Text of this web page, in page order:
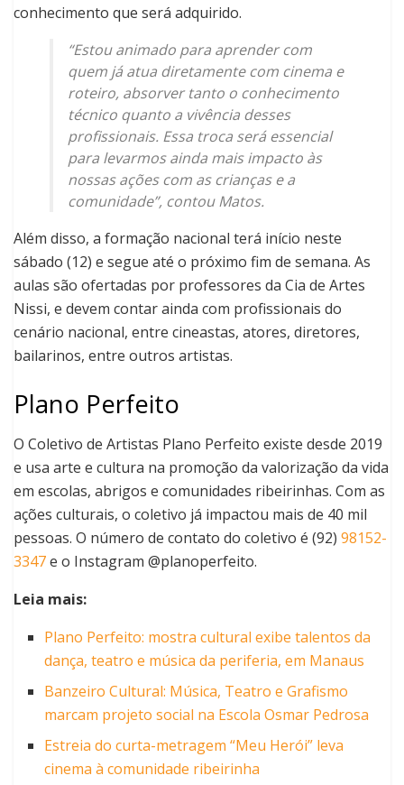
conhecimento que será adquirido.
“Estou animado para aprender com
quem já atua diretamente com cinema e
roteiro, absorver tanto o conhecimento
técnico quanto a vivência desses
profissionais. Essa troca será essencial
para levarmos ainda mais impacto às
nossas ações com as crianças e a
comunidade”, contou Matos.
Além disso, a formação nacional terá início neste
sábado (12) e segue até o próximo fim de semana. As
aulas são ofertadas por professores da Cia de Artes
Nissi, e devem contar ainda com profissionais do
cenário nacional, entre cineastas, atores, diretores,
bailarinos, entre outros artistas.
Plano Perfeito
O Coletivo de Artistas Plano Perfeito existe desde 2019
e usa arte e cultura na promoção da valorização da vida
em escolas, abrigos e comunidades ribeirinhas. Com as
ações culturais, o coletivo já impactou mais de 40 mil
pessoas. O número de contato do coletivo é (92) 98152-
3347e o Instagram @planoperfeito.
Leia mais:
Plano Perfeito: mostra cultural exibe talentos da
dança, teatro e música da periferia, em Manaus
Banzeiro Cultural: Música, Teatro e Grafismo
marcam projeto social na Escola Osmar Pedrosa
Estreia do curta-metragem “Meu Herói” leva
cinema à comunidade ribeirinha